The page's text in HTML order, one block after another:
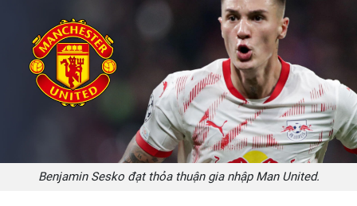
Benjamin Sesko đạt thỏa thuận gia nhập Man United.